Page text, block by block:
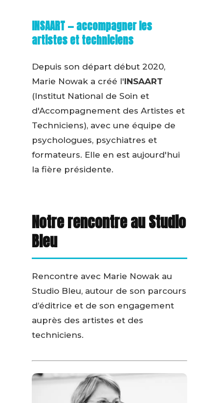
INSAART — accompagner les
artistes et techniciens
Depuis son départ début 2020,
Marie Nowak a créé l'INSAART
(Institut National de Soin et
d'Accompagnement des Artistes et
Techniciens), avec une équipe de
psychologues, psychiatres et
formateurs. Elle en est aujourd'hui
la fière présidente.
Notre rencontre au Studio
Bleu
Rencontre avec Marie Nowak au
Studio Bleu, autour de son parcours
d’éditrice et de son engagement
auprès des artistes et des
techniciens.